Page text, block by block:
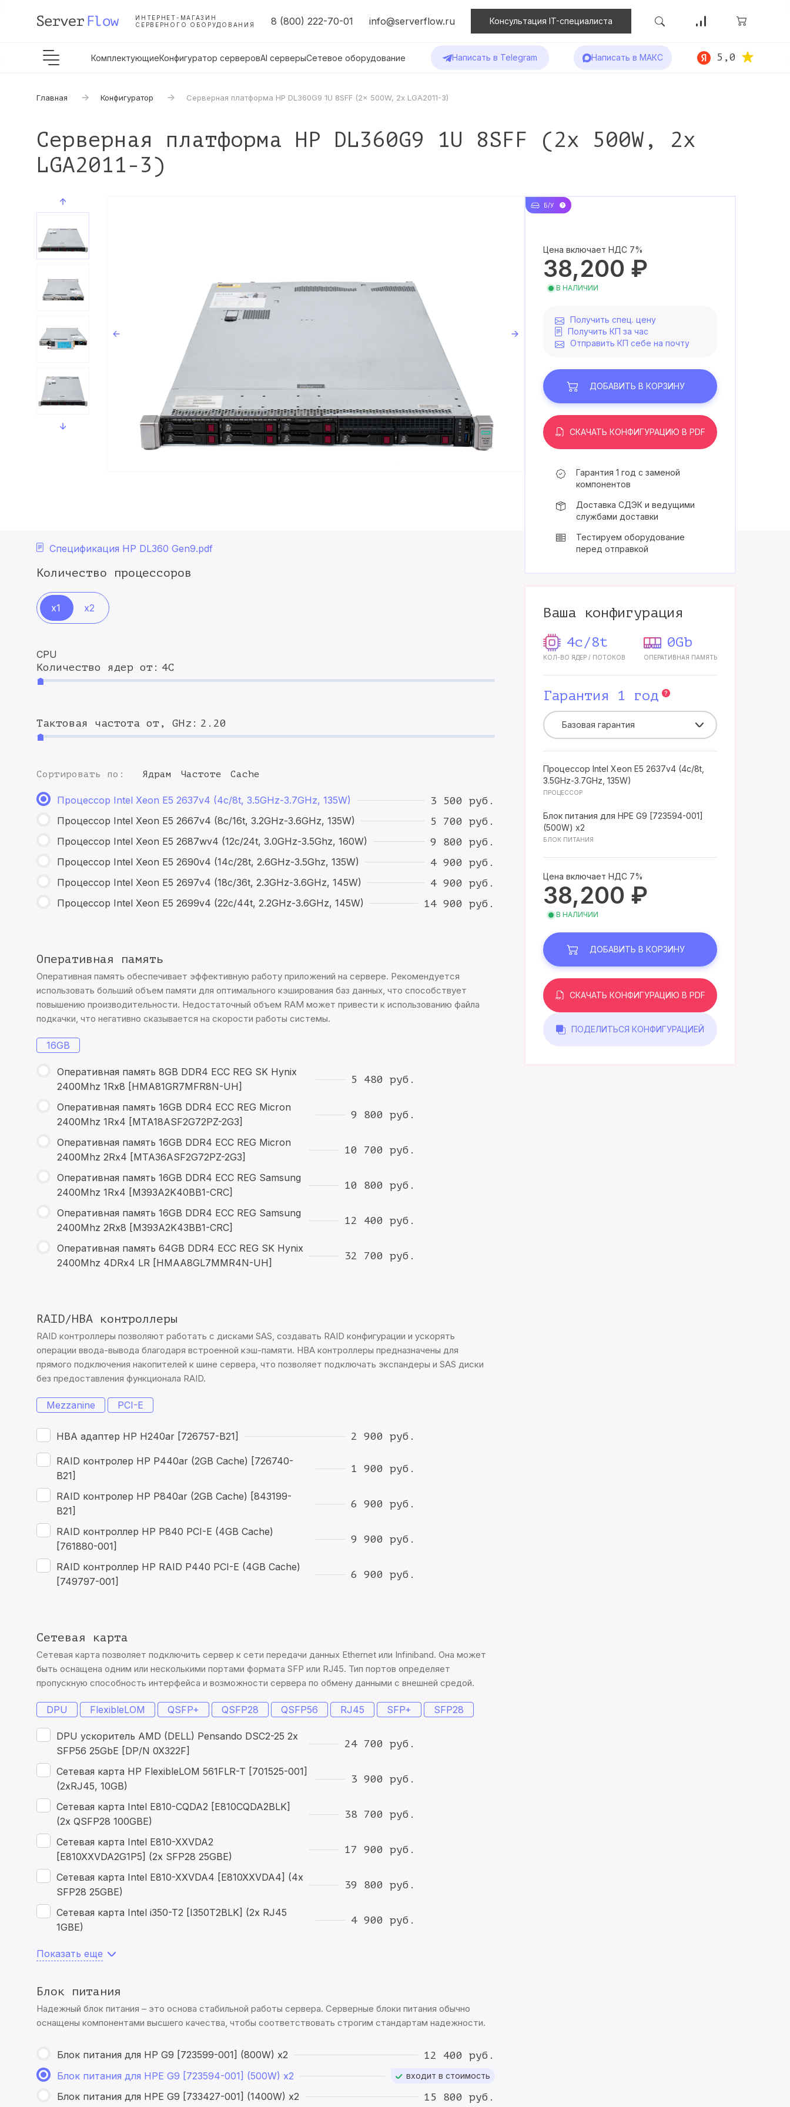
ИНТЕРНЕТ-МАГАЗИН
СЕРВЕРНОГО ОБОРУДОВАНИЯ
8 (800) 222-70-01 info@serverflow.ru Консультация IT-специалиста
КомплектующиеКонфигуратор серверовAI серверыСетевое оборудование Написать в Telegram Написать в МАКС 5,0
Главная Конфигуратор Серверная платформа HP DL360G9 1U 8SFF (2x 500W, 2x LGA2011-3)
Серверная платформа HP DL360G9 1U 8SFF (2x 500W, 2x
LGA2011-3)
Спецификация HP DL360 Gen9.pdf
Количество процессоров
x1 x2
CPU
Количество ядер от: 4C
Тактовая частота от, GHz: 2.20
Сортировать по: Ядрам Частоте Cache
Процессор Intel Xeon E5 2637v4 (4c/8t, 3.5GHz-3.7GHz, 135W)
3 500 руб.
Процессор Intel Xeon E5 2667v4 (8c/16t, 3.2GHz-3.6GHz, 135W)
5 700 руб.
Процессор Intel Xeon E5 2687wv4 (12с/24t, 3.0GHz-3.5Ghz, 160W)
9 800 руб.
Процессор Intel Xeon E5 2690v4 (14с/28t, 2.6GHz-3.5Ghz, 135W)
4 900 руб.
Процессор Intel Xeon E5 2697v4 (18c/36t, 2.3GHz-3.6GHz, 145W)
4 900 руб.
Процессор Intel Xeon E5 2699v4 (22c/44t, 2.2GHz-3.6GHz, 145W)
14 900 руб.
Оперативная память
Оперативная память обеспечивает эффективную работу приложений на сервере. Рекомендуется
использовать больший объем памяти для оптимального кэширования баз данных, что способствует
повышению производительности. Недостаточный объем RAM может привести к использованию файла
подкачки, что негативно сказывается на скорости работы системы.
16GB
Оперативная память 8GB DDR4 ECC REG SK Hynix
2400Mhz 1Rx8 [HMA81GR7MFR8N-UH]
5 480 руб.
Оперативная память 16GB DDR4 ECC REG Micron
2400Mhz 1Rx4 [MTA18ASF2G72PZ-2G3]
9 800 руб.
Оперативная память 16GB DDR4 ECC REG Micron
2400Mhz 2Rx4 [MTA36ASF2G72PZ-2G3]
10 700 руб.
Оперативная память 16GB DDR4 ECC REG Samsung
2400Mhz 1Rx4 [M393A2K40BB1-CRC]
10 800 руб.
Оперативная память 16GB DDR4 ECC REG Samsung
2400Mhz 2Rx8 [M393A2K43BB1-CRC]
12 400 руб.
Оперативная память 64GB DDR4 ECC REG SK Hynix
2400Mhz 4DRx4 LR [HMAA8GL7MMR4N-UH]
32 700 руб.
RAID/HBA контроллеры
RAID контроллеры позволяют работать с дисками SAS, создавать RAID конфигурации и ускорять
операции ввода-вывода благодаря встроенной кэш-памяти. HBA контроллеры предназначены для
прямого подключения накопителей к шине сервера, что позволяет подключать экспандеры и SAS диски
без предоставления функционала RAID.
Mezzanine PCI-E
HBA адаптер HP H240ar [726757-B21] 2 900 руб.
RAID контролер HP P440ar (2GB Cache) [726740-
B21]
1 900 руб.
RAID контролер HP P840ar (2GB Cache) [843199-
B21]
6 900 руб.
RAID контроллер HP P840 PCI-E (4GB Cache)
[761880-001]
9 900 руб.
RAID контроллер HP RAID P440 PCI-E (4GB Cache)
[749797-001]
6 900 руб.
Сетевая карта
Сетевая карта позволяет подключить сервер к сети передачи данных Ethernet или Infiniband. Она может
быть оснащена одним или несколькими портами формата SFP или RJ45. Тип портов определяет
пропускную способность интерфейса и возможности сервера по обмену данными с внешней средой.
DPU FlexibleLOM QSFP+ QSFP28 QSFP56 RJ45 SFP+ SFP28
DPU ускоритель AMD (DELL) Pensando DSC2-25 2x
SFP56 25GbE [DP/N 0X322F]
24 700 руб.
Сетевая карта HP FlexibleLOM 561FLR-T [701525-001]
(2xRJ45, 10GB)
3 900 руб.
Сетевая карта Intel E810-CQDA2 [E810CQDA2BLK]
(2x QSFP28 100GBE)
38 700 руб.
Сетевая карта Intel E810-XXVDA2
[E810XXVDA2G1P5] (2x SFP28 25GBE)
17 900 руб.
Сетевая карта Intel E810-XXVDA4 [E810XXVDA4] (4x
SFP28 25GBE)
39 800 руб.
Сетевая карта Intel i350-T2 [I350T2BLK] (2x RJ45
1GBE)
4 900 руб.
Показать еще
Блок питания
Надежный блок питания – это основа стабильной работы сервера. Серверные блоки питания обычно
оснащены компонентами высшего качества, чтобы соответствовать строгим стандартам надежности.
Блок питания для HP G9 [723599-001] (800W) x2
12 400 руб.
Блок питания для HPE G9 [723594-001] (500W) x2 входит в стоимость
Блок питания для HPE G9 [733427-001] (1400W) x2 15 800 руб.
Б/У
Цена включает НДС 7%
38,200 ₽
В НАЛИЧИИ
Получить спец. цену
Получить КП за час
Отправить КП себе на почту
ДОБАВИТЬ В КОРЗИНУ
СКАЧАТЬ КОНФИГУРАЦИЮ В PDF
Гарантия 1 год с заменой
компонентов
Доставка СДЭК и ведущими
службами доставки
Тестируем оборудование
перед отправкой
Ваша конфигурация
4c/8t
КОЛ-ВО ЯДЕР / ПОТОКОВ
0Gb
ОПЕРАТИВНАЯ ПАМЯТЬ
Гарантия 1 год
Базовая гарантия
ПРОЦЕССОР
Процессор Intel Xeon E5 2637v4 (4c/8t,
3.5GHz-3.7GHz, 135W)
БЛОК ПИТАНИЯ
Блок питания для HPE G9 [723594-001]
(500W) x2
Цена включает НДС 7%
38,200 ₽
В НАЛИЧИИ
ДОБАВИТЬ В КОРЗИНУ
СКАЧАТЬ КОНФИГУРАЦИЮ В PDF
ПОДЕЛИТЬСЯ КОНФИГУРАЦИЕЙ